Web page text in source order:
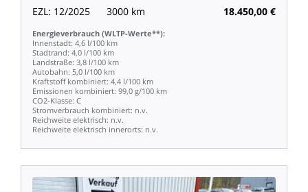
EZL: 12/2025 3000 km 18.450,00 €
Energieverbrauch (WLTP-Werte**):
Innenstadt: 4,6 l/100 km
Stadtrand: 4,0 l/100 km
Landstraße: 3,8 l/100 km
Autobahn: 5,0 l/100 km
Kraftstoff kombiniert: 4,4 l/100 km
Emissionen kombiniert: 99,0 g/100 km
CO2-Klasse: C
Stromverbrauch kombiniert: n.v.
Reichweite elektrisch: n.v.
Reichweite elektrisch innerorts: n.v.